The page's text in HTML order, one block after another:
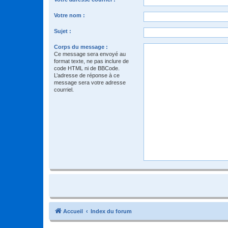
Votre nom :
Sujet :
Corps du message :
Ce message sera envoyé au
format texte, ne pas inclure de
code HTML ni de BBCode.
L’adresse de réponse à ce
message sera votre adresse
courriel.
Accueil Index du forum